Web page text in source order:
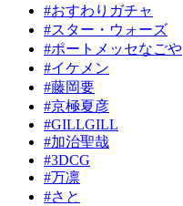
#おすわりガチャ
#スター・ウォーズ
#ポートメッセなごや
#イケメン
#藤岡要
#京極夏彦
#GILLGILL
#加治聖哉
#3DCG
#万凛
#さと